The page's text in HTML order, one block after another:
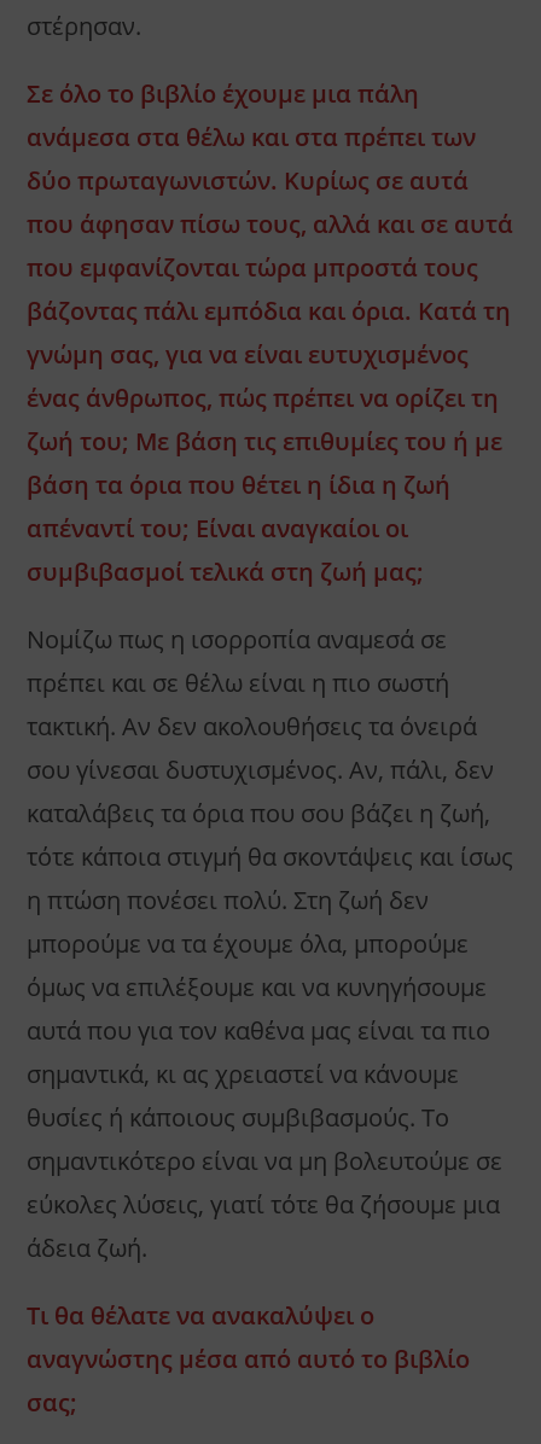
στέρησαν.
Σε όλο το βιβλίο έχουμε μια πάλη
ανάμεσα στα θέλω και στα πρέπει των
δύο πρωταγωνιστών. Κυρίως σε αυτά
που άφησαν πίσω τους, αλλά και σε αυτά
που εμφανίζονται τώρα μπροστά τους
βάζοντας πάλι εμπόδια και όρια. Κατά τη
γνώμη σας, για να είναι ευτυχισμένος
ένας άνθρωπος, πώς πρέπει να ορίζει τη
ζωή του; Με βάση τις επιθυμίες του ή με
βάση τα όρια που θέτει η ίδια η ζωή
απέναντί του; Είναι αναγκαίοι οι
συμβιβασμοί τελικά στη ζωή μας;
Νομίζω πως η ισορροπία αναμεσά σε
πρέπει και σε θέλω είναι η πιο σωστή
τακτική. Αν δεν ακολουθήσεις τα όνειρά
σου γίνεσαι δυστυχισμένος. Αν, πάλι, δεν
καταλάβεις τα όρια που σου βάζει η ζωή,
τότε κάποια στιγμή θα σκοντάψεις και ίσως
η πτώση πονέσει πολύ. Στη ζωή δεν
μπορούμε να τα έχουμε όλα, μπορούμε
όμως να επιλέξουμε και να κυνηγήσουμε
αυτά που για τον καθένα μας είναι τα πιο
σημαντικά, κι ας χρειαστεί να κάνουμε
θυσίες ή κάποιους συμβιβασμούς. Το
σημαντικότερο είναι να μη βολευτούμε σε
εύκολες λύσεις, γιατί τότε θα ζήσουμε μια
άδεια ζωή.
Τι θα θέλατε να ανακαλύψει ο
αναγνώστης μέσα από αυτό το βιβλίο
σας;